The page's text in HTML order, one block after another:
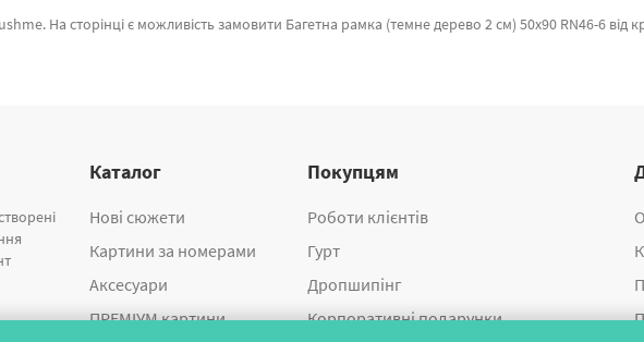
кращого бренду Brushme який вражає дизайном. Будь-який товар з розділу «Аксесуари» сертифікований, з гарантією та підтверджений довірою покупців. Багетна рамка (срібний мінімалізм, 2 см) 40х50, Багетна рамка (біла зі сріблом, 2 см) 50х50 и Багетна рамка (чорний граніт 4 см) 40х60 а также великий вибір позицій за
Каталог
Нові сюжети
Картини за номерами
Аксесуари
ПРЕМІУМ картини
Покупцям
Роботи клієнтів
Гурт
Дропшипінг
Корпоративні подарунки